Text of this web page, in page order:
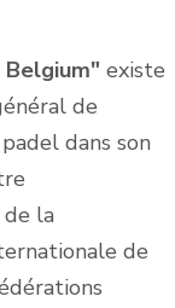
existe
de
dans son
la
de